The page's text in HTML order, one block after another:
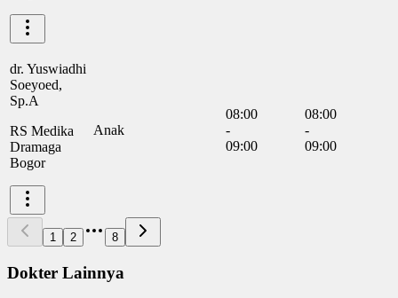
dr. Yuswiadhi
Soeyoed,
Sp.A
RS Medika
Dramaga
Bogor
Anak
08:00
-
09:00
08:00
-
09:00
1 2 8
Dokter Lainnya